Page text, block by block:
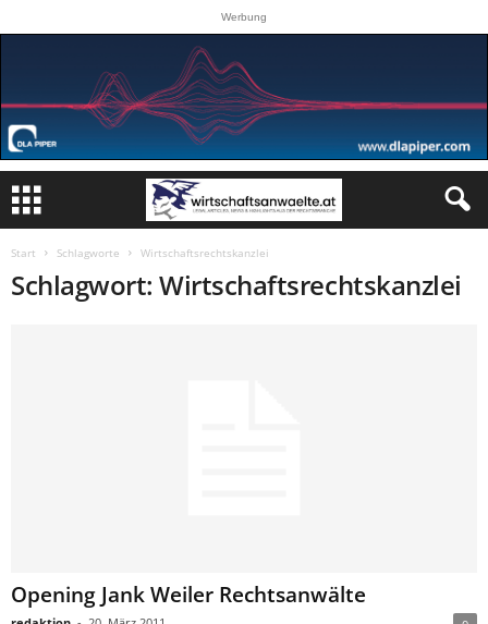
Werbung
Start Schlagworte Wirtschaftsrechtskanzlei
Schlagwort: Wirtschaftsrechtskanzlei
Opening Jank Weiler Rechtsanwälte